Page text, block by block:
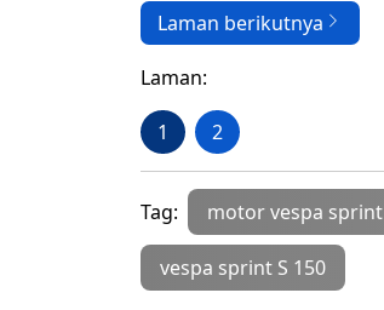
Laman berikutnya
Laman:
1 2
Tag: motor vespa sprint
vespa sprint S 150